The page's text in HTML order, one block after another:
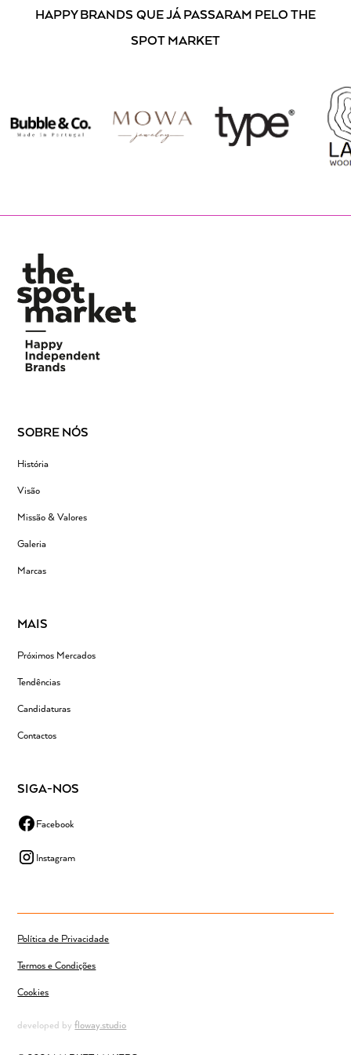
HAPPY BRANDS QUE JÁ PASSARAM PELO THE
SPOT MARKET
SOBRE NÓS
História
Visão
Missão & Valores
Galeria
Marcas
MAIS
Próximos Mercados
Tendências
Candidaturas
Contactos
SIGA-NOS
Facebook
Instagram
developed byfloway.studio
Política de Privacidade
Termos e Condições
Cookies